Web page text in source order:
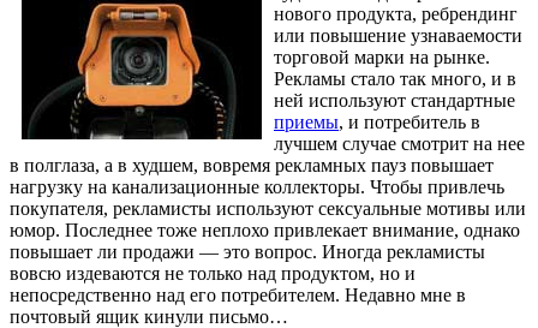
нового продукта, ребрендинг
или повышение узнаваемости
торговой марки на рынке.
Рекламы стало так много, и в
ней используют стандартные
приемы, и потребитель в
лучшем случае смотрит на нее
в полглаза, а в худшем, вовремя рекламных пауз повышает
нагрузку на канализационные коллекторы. Чтобы привлечь
покупателя, рекламисты используют сексуальные мотивы или
юмор. Последнее тоже неплохо привлекает внимание, однако
повышает ли продажи — это вопрос. Иногда рекламисты
вовсю издеваются не только над продуктом, но и
непосредственно над его потребителем. Недавно мне в
почтовый ящик кинули письмо…